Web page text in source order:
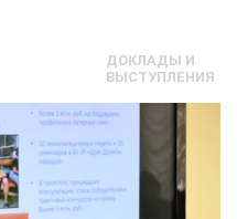
ДОКЛАДЫ И
ВЫСТУПЛЕНИЯ